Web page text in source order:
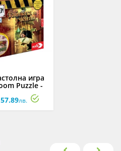
игра
Puzzle -
на учения
лв.